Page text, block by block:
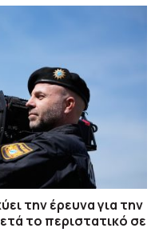
την έρευνα για την
το περιστατικό σε